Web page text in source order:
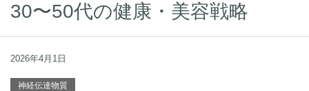
30〜50代の健康・美容戦略
2026年4月1日
神経伝達物質